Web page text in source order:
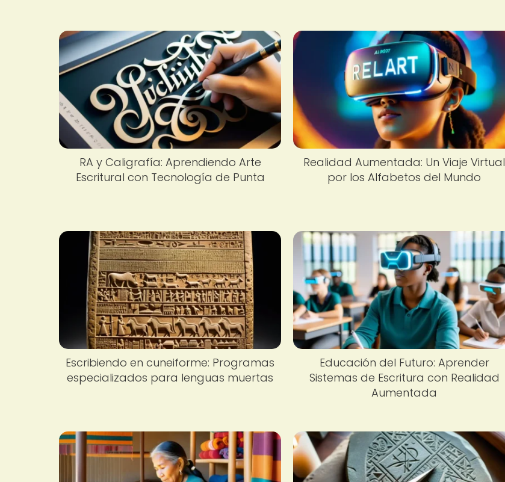
RA y Caligrafía: Aprendiendo Arte
Escritural con Tecnología de Punta
Realidad Aumentada: Un Viaje Virtual
por los Alfabetos del Mundo
Escribiendo en cuneiforme: Programas
especializados para lenguas muertas
Educación del Futuro: Aprender
Sistemas de Escritura con Realidad
Aumentada